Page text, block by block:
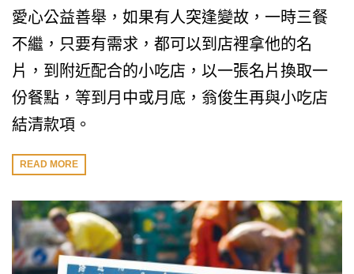
愛心公益善舉，如果有人突逢變故，一時三餐
不繼，只要有需求，都可以到店裡拿他的名
片，到附近配合的小吃店，以一張名片換取一
份餐點，等到月中或月底，翁俊生再與小吃店
結清款項。
READ MORE